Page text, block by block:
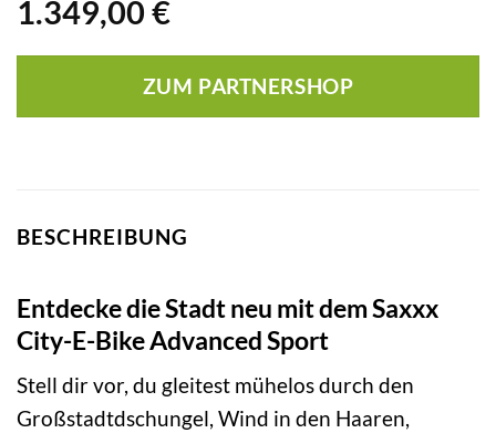
1.349,00 €
ZUM PARTNERSHOP
BESCHREIBUNG
Entdecke die Stadt neu mit dem Saxxx
City-E-Bike Advanced Sport
Stell dir vor, du gleitest mühelos durch den
Großstadtdschungel, Wind in den Haaren,